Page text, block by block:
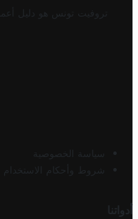
تروفيت تونس هو دليل
سياسة الخصوصية
شروط وأحكام الاستخدام
أدواتنا